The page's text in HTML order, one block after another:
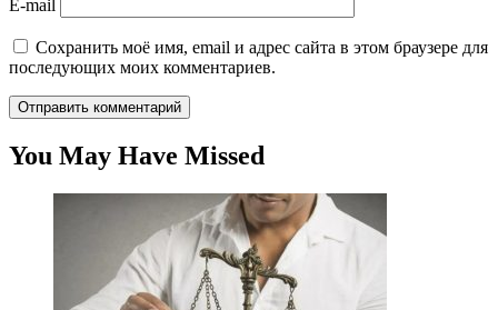
E-mail
Сохранить моё имя, email и адрес сайта в этом браузере для
последующих моих комментариев.
You May Have Missed